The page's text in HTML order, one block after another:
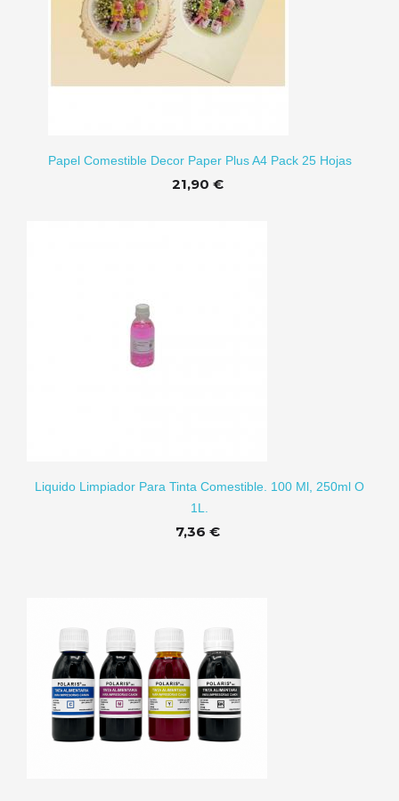
Papel Comestible Decor Paper Plus A4 Pack 25 Hojas
21,90 €
Liquido Limpiador Para Tinta Comestible. 100 Ml, 250ml O
1L.
7,36 €